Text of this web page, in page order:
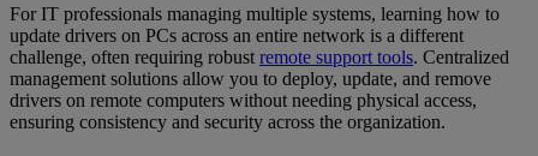
For IT professionals managing multiple systems, learning how to
update drivers on PCs across an entire network is a different
challenge, often requiring robust remote support tools. Centralized
management solutions allow you to deploy, update, and remove
drivers on remote computers without needing physical access,
ensuring consistency and security across the organization.